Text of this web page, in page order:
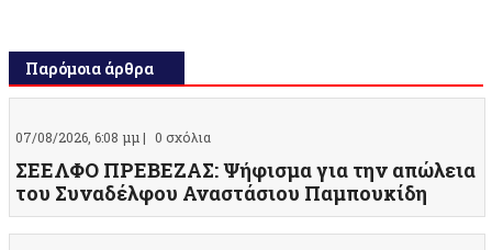
Παρόμοια άρθρα
07/08/2026, 6:08 μμ | 0 σχόλια
ΣΕΕΛΦΟ ΠΡΕΒΕΖΑΣ: Ψήφισμα για την απώλεια
του Συναδέλφου Αναστάσιου Παμπουκίδη